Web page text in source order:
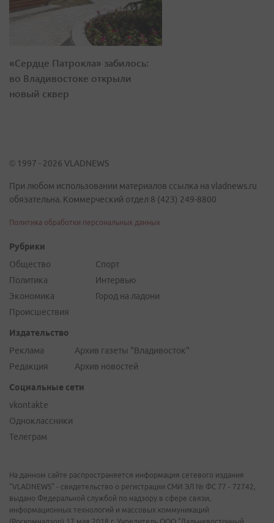
«Сердце Патрокла» забилось:
во Владивостоке открыли
новый сквер
© 1997 - 2026 VLADNEWS
При любом использовании материалов ссылка на vladnews.ru
обязательна. Коммерческий отдел 8 (423) 249-8800
Политика обработки персональных данных
Рубрики
Общество
Политика
Экономика
Происшествия
Спорт
Интервью
Город на ладони
Издательство
Реклама
Редакция
Архив газеты "Владивосток"
Архив новостей
Социальные сети
vkontakte
Одноклассники
Телеграм
На данном сайте распространяется информация сетевого издания
"VLADNEWS" - свидетельство о регистрации СМИ ЭЛ № ФС 77 - 72742,
выдано Федеральной службой по надзору в сфере связи,
информационных технологий и массовых коммуникаций